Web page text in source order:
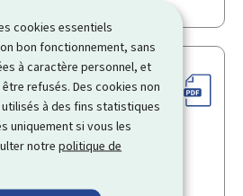
cookies essentiels
bon fonctionnement, sans
à caractère personnel, et
refusés. Des cookies non
à des fins statistiques
uniquement si vous les
notrepolitique de
d’un
transféré"
de pays tiers
temporaire